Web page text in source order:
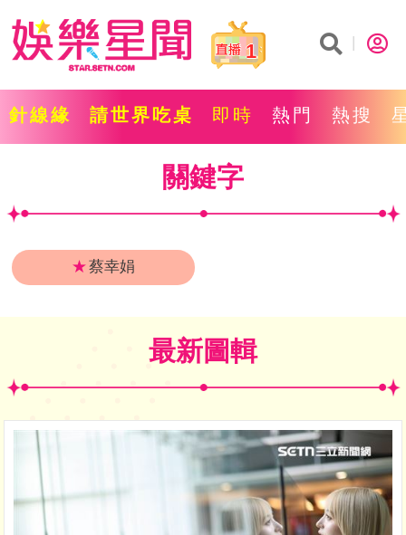
1
針線緣 請世界吃桌 即時 熱門 熱搜
關鍵字
★蔡幸娟
最新圖輯